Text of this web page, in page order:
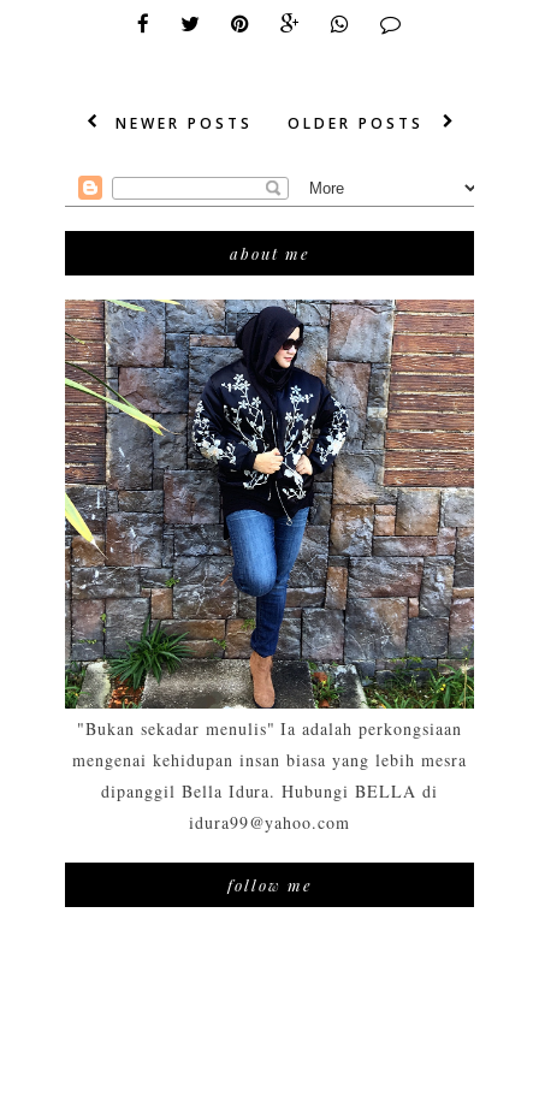
NEWER POSTS OLDER POSTS
about me
"Bukan sekadar menulis" Ia adalah perkongsiaan
mengenai kehidupan insan biasa yang lebih mesra
dipanggil Bella Idura. Hubungi BELLA di
idura99@yahoo.com
follow me